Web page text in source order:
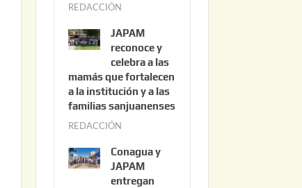
REDACCIÓN
s
t
o
3
0
2
JAPAM
reconoce y
celebra a las
mamás que fortalecen
a la institución y a las
familias sanjuanenses
REDACCIÓN
n
i
Conagua y
JAPAM
entregan